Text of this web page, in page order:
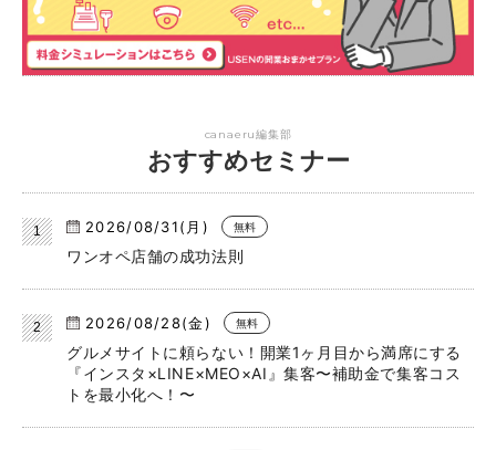
canaeru編集部
おすすめセミナー
2026/08/31(月) 無料
ワンオペ店舗の成功法則
2026/08/28(金) 無料
グルメサイトに頼らない！開業1ヶ月目から満席にする
『インスタ×LINE×MEO×AI』集客〜補助金で集客コス
トを最小化へ！〜